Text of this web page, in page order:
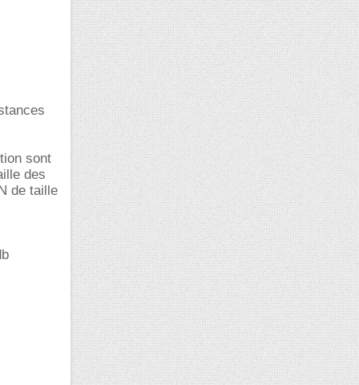
sont
des
de taille